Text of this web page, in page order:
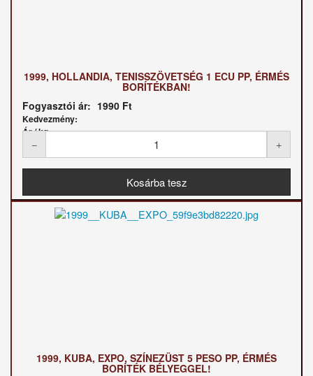
1999, HOLLANDIA, TENISSZÖVETSÉG 1 ECU PP, ÉRMÉS
BORÍTÉKBAN!
Fogyasztói ár: 1990 Ft
Kedvezmény:
Ár / kg:
1999, KUBA, EXPO, SZÍNEZÜST 5 PESO PP, ÉRMÉS
BORÍTÉK BÉLYEGGEL!